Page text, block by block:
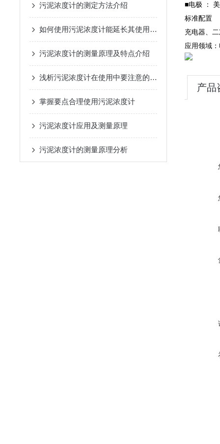
污泥浓度计的测定方法介绍
如何使用污泥浓度计能延长其使用寿命？
污泥浓度计的测量原理及特点介绍
浅析污泥浓度计在使用中要注意的几点问题
掌握要点合理使用污泥浓度计
污泥浓度计应用及测量原理
污泥浓度计的测量原理分析
■电极 ：
标准配置
充电器、
应用领域
产品